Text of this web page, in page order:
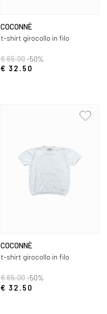
COCONNÈ
t-shirt girocollo in filo
€ 65.00-50%
€ 32.50
COCONNÈ
t-shirt girocollo in filo
€ 65.00-50%
€ 32.50